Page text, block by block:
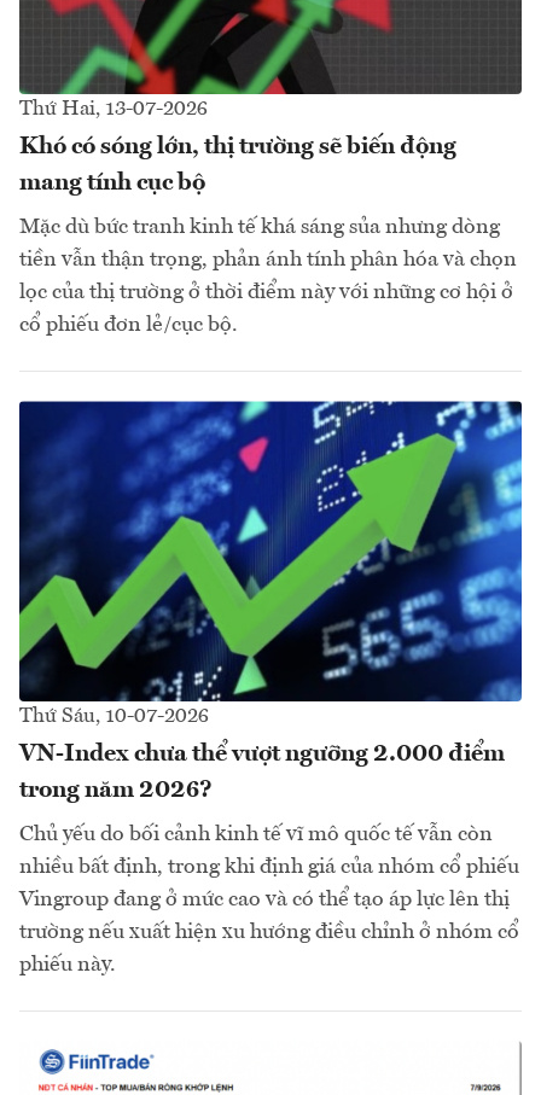
Thứ Hai, 13-07-2026
Khó có sóng lớn, thị trường sẽ biến động
mang tính cục bộ
Mặc dù bức tranh kinh tế khá sáng sủa nhưng dòng
tiền vẫn thận trọng, phản ánh tính phân hóa và chọn
lọc của thị trường ở thời điểm này với những cơ hội ở
cổ phiếu đơn lẻ/cục bộ.
Thứ Sáu, 10-07-2026
VN-Index chưa thể vượt ngưỡng 2.000 điểm
trong năm 2026?
Chủ yếu do bối cảnh kinh tế vĩ mô quốc tế vẫn còn
nhiều bất định, trong khi định giá của nhóm cổ phiếu
Vingroup đang ở mức cao và có thể tạo áp lực lên thị
trường nếu xuất hiện xu hướng điều chỉnh ở nhóm cổ
phiếu này.